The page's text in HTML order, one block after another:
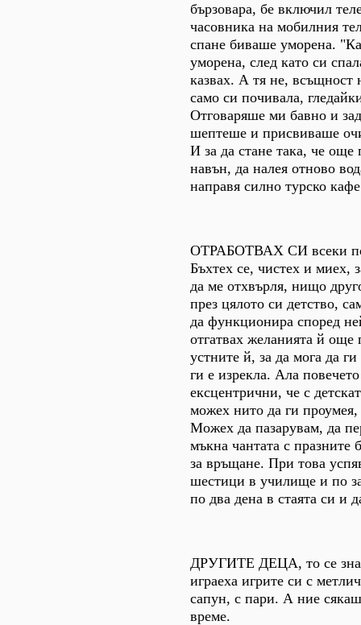
бързовара, бе включил
часовника на мобилния
спане биваше уморена.
уморена, след като си
казвах. А тя не, всъщност
само си почивала,
Отговаряше ми бавно и
шептеше и присвиваше
И за да стане така, че още
навън, да налея отново
направя силно турско
ОТРАБОТВАХ СИ всеки
Бъхтех се, чистех и миех,
да ме отхвърля, нищо
през цялото си детство,
да функционира според
отгатвах желанията й
устните й, за да мога да
ги е изрекла. Ала
ексцентрични, че с
можех нито да ги
Можех да пазарувам, да
мъкна чантата с празните
за връщане. При това
шестици в училище и по
по два дена в стаята си и
ДРУГИТЕ ДЕЦА, то се
играеха игрите си с
сапун, с пари. А ние
време.